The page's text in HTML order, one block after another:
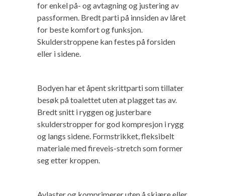
for enkel på- og avtagning og justering av
passformen. Bredt parti på innsiden av låret
for beste komfort og funksjon.
Skulderstroppene kan festes på forsiden
eller i sidene.
Bodyen har et åpent skrittparti som tillater
besøk på toalettet uten at plagget tas av.
Bredt snitt i ryggen og justerbare
skulderstropper for god kompresjon i rygg
og langs sidene. Formstrikket, fleksibelt
materiale med fireveis-stretch som former
seg etter kroppen.